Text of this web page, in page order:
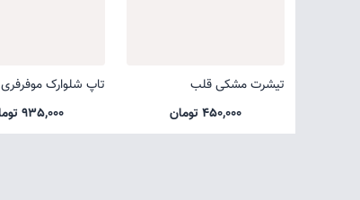
تیشرت مشکی قلب
450,000 تومان
تاپ شلوارک موفرفری
935,000 تومان